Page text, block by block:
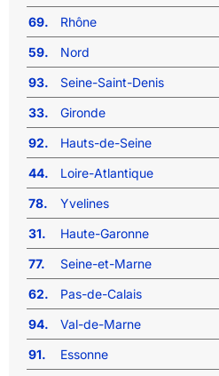
69.
Rhône
59.
Nord
93.
Seine-Saint-Denis
33.
Gironde
92.
Hauts-de-Seine
44.
Loire-Atlantique
78.
Yvelines
31.
Haute-Garonne
77.
Seine-et-Marne
62.
Pas-de-Calais
94.
Val-de-Marne
91.
Essonne